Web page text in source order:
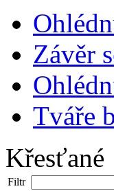
Závěr
Tváře
Křesťané
Filtr